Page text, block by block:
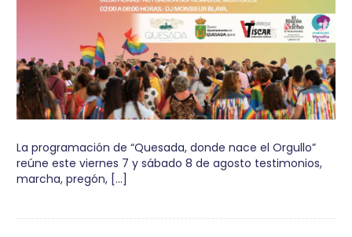
La programación de “Quesada, donde nace el Orgullo”
reúne este viernes 7 y sábado 8 de agosto testimonios,
marcha, pregón, […]